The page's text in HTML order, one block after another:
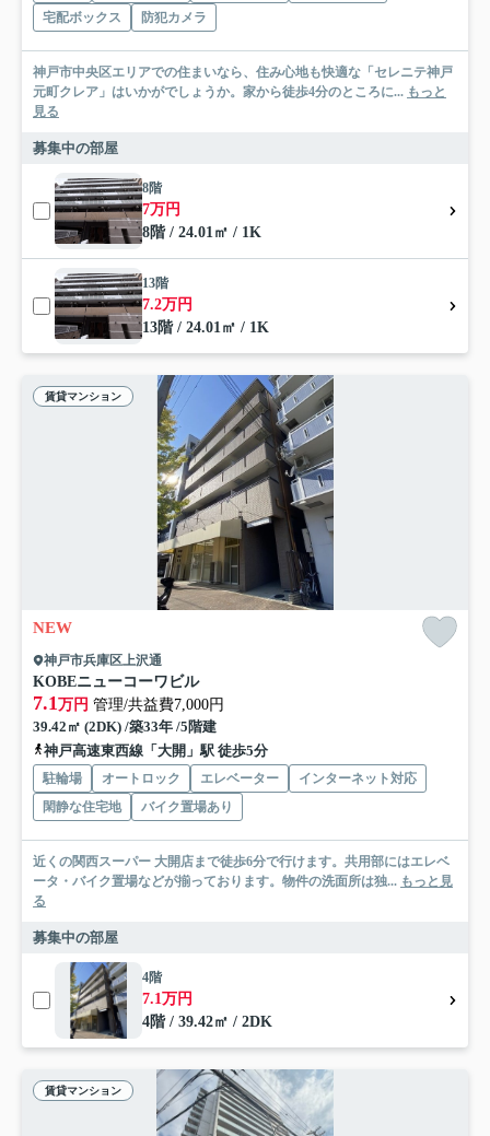
宅配ボックス
防犯カメラ
神戸市中央区エリアでの住まいなら、住み心地も快適な「セレニテ神戸
元町クレア」はいかがでしょうか。家から徒歩4分のところに... もっと
見る
募集中の部屋
8階
7万円
8階 / 24.01㎡ / 1K
13階
7.2万円
13階 / 24.01㎡ / 1K
賃貸マンション
NEW
神戸市兵庫区上沢通
KOBEニューコーワビル
7.1 万円 管理/共益費7,000円
39.42㎡ (2DK) /築33年 /5階建
神戸高速東西線「大開」駅 徒歩5分
駐輪場 オートロック エレベーター
インターネット対応
閑静な住宅地
バイク置場あり
近くの関西スーパー 大開店まで徒歩6分で行けます。共用部にはエレベ
ータ・バイク置場などが揃っております。物件の洗面所は独... もっと見
る
募集中の部屋
4階
7.1万円
4階 / 39.42㎡ / 2DK
賃貸マンション